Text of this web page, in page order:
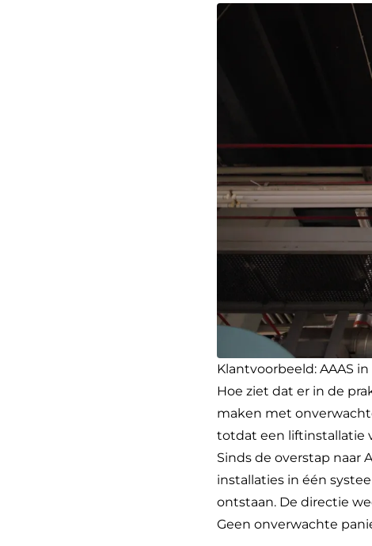
Klantvoorbeeld: AAAS
Hoe ziet dat er in de
maken met
totdat een liftinstallatie
Sinds de overstap naar
installaties in één
ontstaan. De directie
Geen onverwachte